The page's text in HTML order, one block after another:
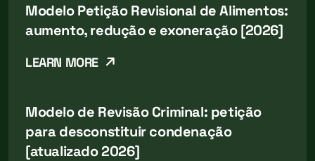
Modelo Petição Revisional de Alimentos:
aumento, redução e exoneração [2026]
LEARN MORE
Modelo de Revisão Criminal: petição
para desconstituir condenação
[atualizado 2026]